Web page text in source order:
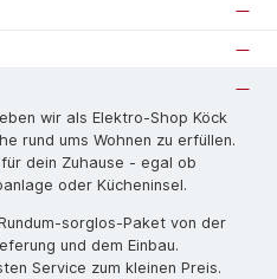
wir als Elektro-Shop Köck
rund ums Wohnen zu erfüllen.
dein Zuhause - egal ob
oder Kücheninsel.
sorg­los-Pa­ket von der
und dem Einbau.
Service zum kleinen Preis.